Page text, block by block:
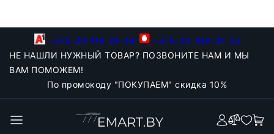
+375-29-118-21-34
+375-33-918-21-34
НЕ НАШЛИ НУЖНЫЙ ТОВАР? ПОЗВОНИТЕ НАМ И МЫ
ВАМ ПОМОЖЕМ!
По промокоду "ПОКУПАЕМ" скидка 10%